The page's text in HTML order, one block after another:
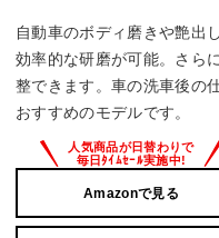
自動車のボディ磨きや艶出
効率的な研磨が可能。さら
整できます。車の洗車後の
おすすめのモデルです。
Amazonで見る